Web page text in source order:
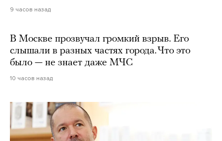
9 часов назад
В Москве прозвучал громкий взрыв. Его
слышали в разных частях города. Что это
было — не знает даже МЧС
10 часов назад